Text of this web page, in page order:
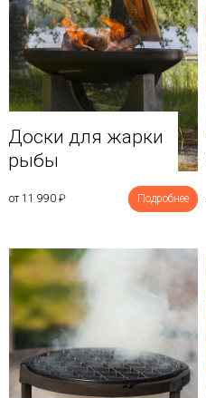
Доски для жарки
рыбы
от 11 990 ₽ Подробнее